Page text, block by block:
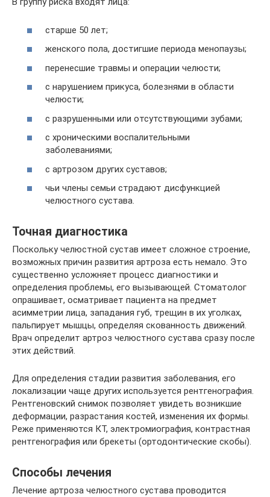
старше 50 лет;
женского пола, достигшие периода менопаузы;
перенесшие травмы и операции челюсти;
с нарушением прикуса, болезнями в области
челюсти;
с разрушенными или отсутствующими зубами;
с хроническими воспалительными
заболеваниями;
с артрозом других суставов;
чьи члены семьи страдают дисфункцией
челюстного сустава.
Точная диагностика
Поскольку челюстной сустав имеет сложное строение,
возможных причин развития артроза есть немало. Это
существенно усложняет процесс диагностики и
определения проблемы, его вызывающей. Стоматолог
опрашивает, осматривает пациента на предмет
асимметрии лица, западания губ, трещин в их уголках,
пальпирует мышцы, определяя скованность движений.
Врач определит артроз челюстного сустава сразу после
этих действий.
Для определения стадии развития заболевания, его
локализации чаще других используется рентгенография.
Рентгеновский снимок позволяет увидеть возникшие
деформации, разрастания костей, изменения их формы.
Реже применяются КТ, электромиография, контрастная
рентгенография или брекеты (ортодонтические скобы).
Способы лечения
Лечение артроза челюстного сустава проводится